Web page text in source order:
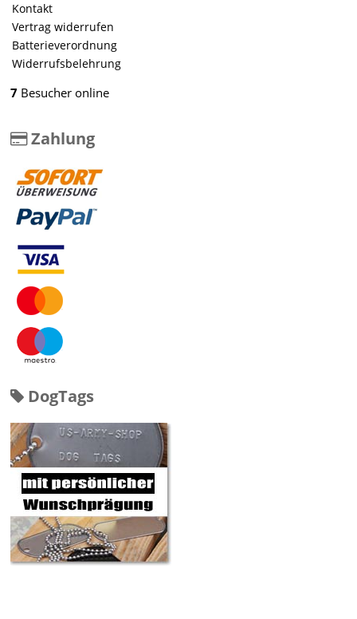
Kontakt
Vertrag widerrufen
Batterieverordnung
Widerrufsbelehrung
7 Besucher online
Zahlung
DogTags